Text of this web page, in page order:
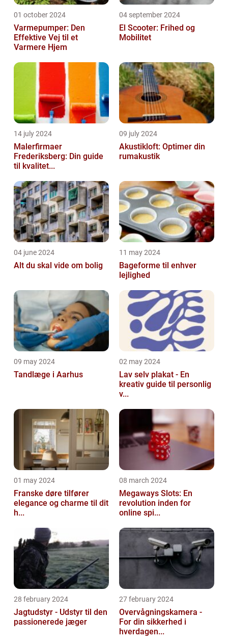
01 october 2024
Varmepumper: Den
Effektive Vej til et
Varmere Hjem
04 september 2024
El Scooter: Frihed og
Mobilitet
14 july 2024
Malerfirmaer
Frederiksberg: Din guide
til kvalitet...
09 july 2024
Akustikloft: Optimer din
rumakustik
04 june 2024
Alt du skal vide om bolig
11 may 2024
Bageforme til enhver
lejlighed
09 may 2024
Tandlæge i Aarhus
02 may 2024
Lav selv plakat - En
kreativ guide til personlig
v...
01 may 2024
Franske døre tilfører
elegance og charme til dit
h...
08 march 2024
Megaways Slots: En
revolution inden for
online spi...
28 february 2024
Jagtudstyr - Udstyr til den
passionerede jæger
27 february 2024
Overvågningskamera -
For din sikkerhed i
hverdagen...